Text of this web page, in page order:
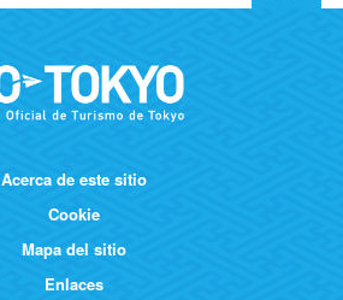
Acerca de este sitio
Cookie
Mapa del sitio
Enlaces